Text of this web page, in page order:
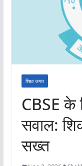
शिक्षा जगत
CBSE के
सवाल:
सख्त